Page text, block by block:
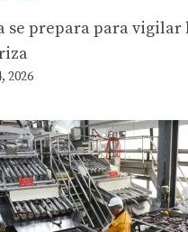
se prepara para vigilar
2026